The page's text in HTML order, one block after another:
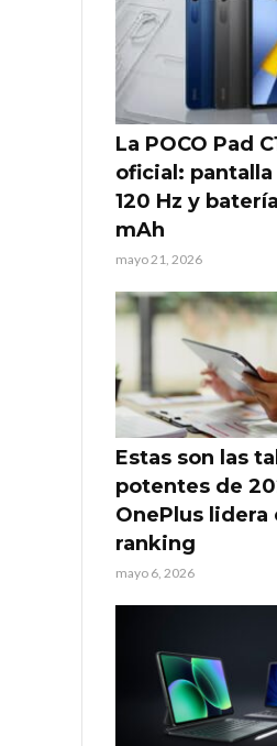
La POCO Pad
oficial: pantalla
120 Hz y
mAh
mayo 21, 2026
Estas son las
potentes de
OnePlus lidera
ranking
mayo 6, 2026